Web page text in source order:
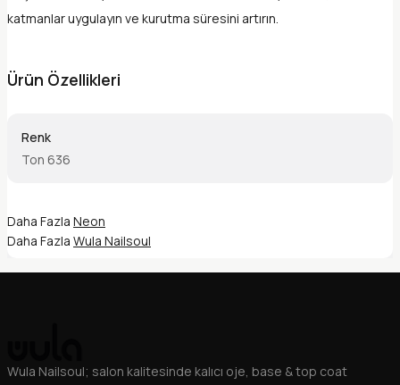
katmanlar uygulayın ve kurutma süresini artırın.
Ürün Özellikleri
Renk
Ton 636
Daha Fazla Neon
Daha Fazla Wula Nailsoul
Wula Nailsoul; salon kalitesinde kalıcı oje, base & top coat